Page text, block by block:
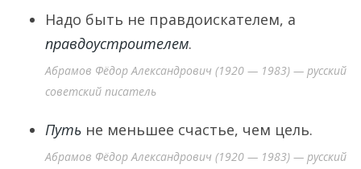
Надо быть не правдоискателем, а
правдоустроителем.
Абрамов Фёдор Александрович (1920 — 1983) — русский
советский писатель
Путь не меньшее счастье, чем цель.
Абрамов Фёдор Александрович (1920 — 1983) — русский